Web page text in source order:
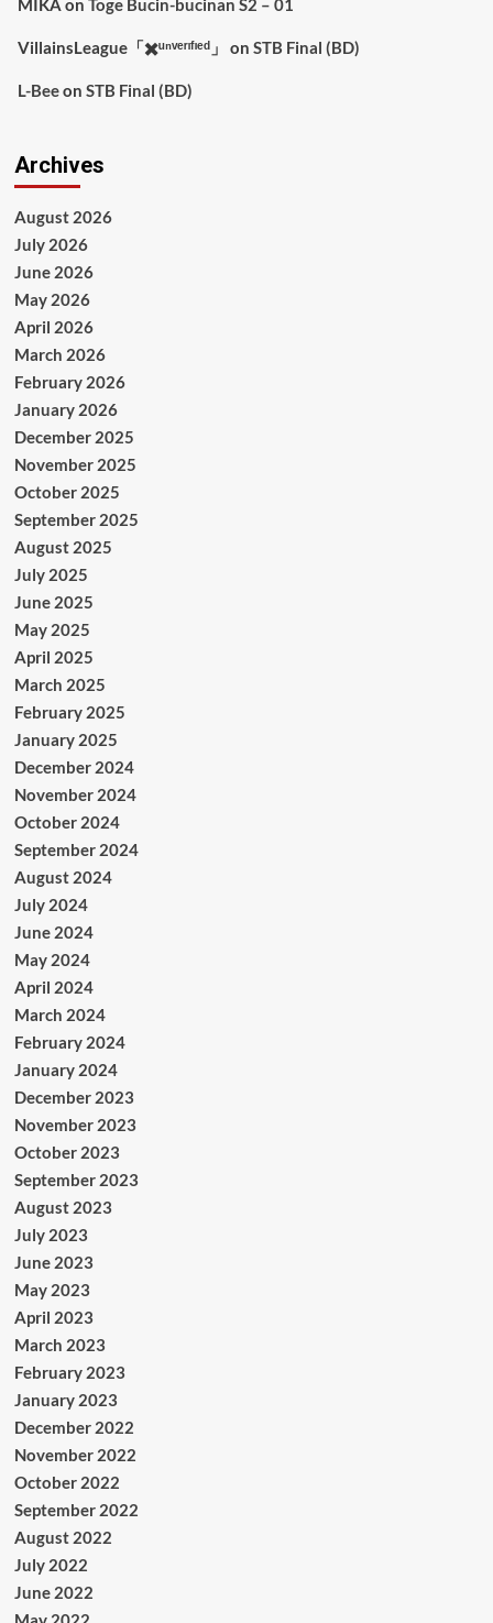
MIKA on Toge Bucin-bucinan S2 – 01
VillainsLeague「✖️ᵘⁿᵛᵉʳᶦᶠᶦᵉᵈ」 on STB Final (BD)
L-Beeon STB Final (BD)
Archives
August 2026
July 2026
June 2026
May 2026
April 2026
March 2026
February 2026
January 2026
December 2025
November 2025
October 2025
September 2025
August 2025
July 2025
June 2025
May 2025
April 2025
March 2025
February 2025
January 2025
December 2024
November 2024
October 2024
September 2024
August 2024
July 2024
June 2024
May 2024
April 2024
March 2024
February 2024
January 2024
December 2023
November 2023
October 2023
September 2023
August 2023
July 2023
June 2023
May 2023
April 2023
March 2023
February 2023
January 2023
December 2022
November 2022
October 2022
September 2022
August 2022
July 2022
June 2022